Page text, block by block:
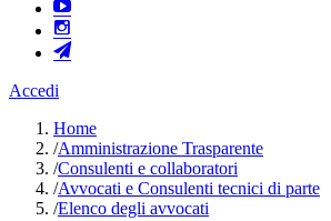
Accedi
Home
/Amministrazione Trasparente
/Consulenti e collaboratori
/Avvocati e Consulenti tecnici di parte
/Elenco degli avvocati